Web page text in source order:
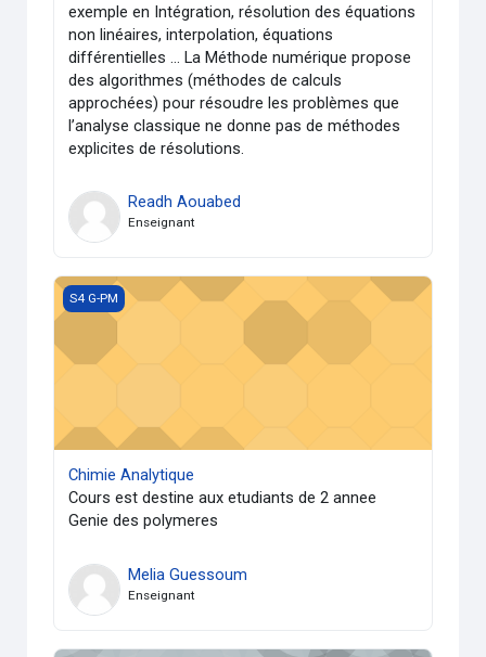
exemple en Intégration, résolution des équations
non linéaires, interpolation, équations
différentielles … La Méthode numérique propose
des algorithmes (méthodes de calculs
approchées) pour résoudre les problèmes que
l’analyse classique ne donne pas de méthodes
explicites de résolutions.
Readh Aouabed
Enseignant
Chimie Analytique
S4 G-PM
Chimie Analytique
Cours est destine aux etudiants de 2 annee
Genie des polymeres
Melia Guessoum
Enseignant